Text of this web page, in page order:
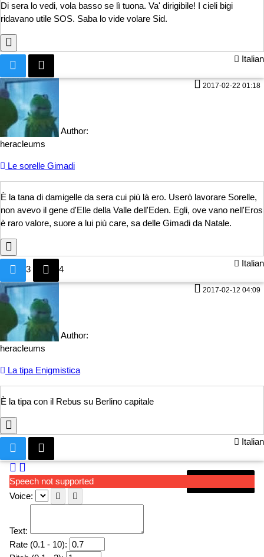
Di sera lo vedi, vola basso se lì tuona. Va' dirigibile! I cieli bigi
ridavano utile SOS. Saba lo vide volare Sid.
Italian
2017-02-22 01:18
Author:
heracleums
Le sorelle Gimadi
È la tana di damigelle da sera cui più là ero. Userò lavorare Sorelle,
non avevo il gene d'Elle della Valle dell'Eden. Egli, ove vano nell'Eros
è raro valore, suore a lui più care, sa delle Gimadi da Natale.
Italian
3 4
2017-02-12 04:09
Author:
heracleums
La tipa Enigmistica
È la tipa con il Rebus su Berlino capitale
Italian
Speech not supported
Voice:
Text:
Rate (0.1 - 10):